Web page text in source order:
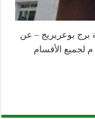
برج بوعريريج – عن
افتتاح التسجيلات للموسم الدراسي المقبل 2020/2019 م لجميع الأقسام